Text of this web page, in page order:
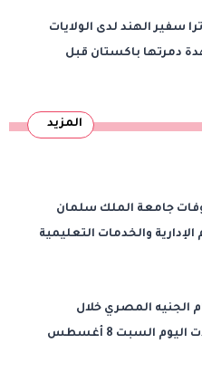
سفير الهند لدى الولايات
دمرتها باكستان قبل
المزيد
جامعة الملك سلمان
الإدارية والخدمات التعليمية
الجنيه المصري خلال
منتصف تعاملات اليوم السبت 8 أغسطس